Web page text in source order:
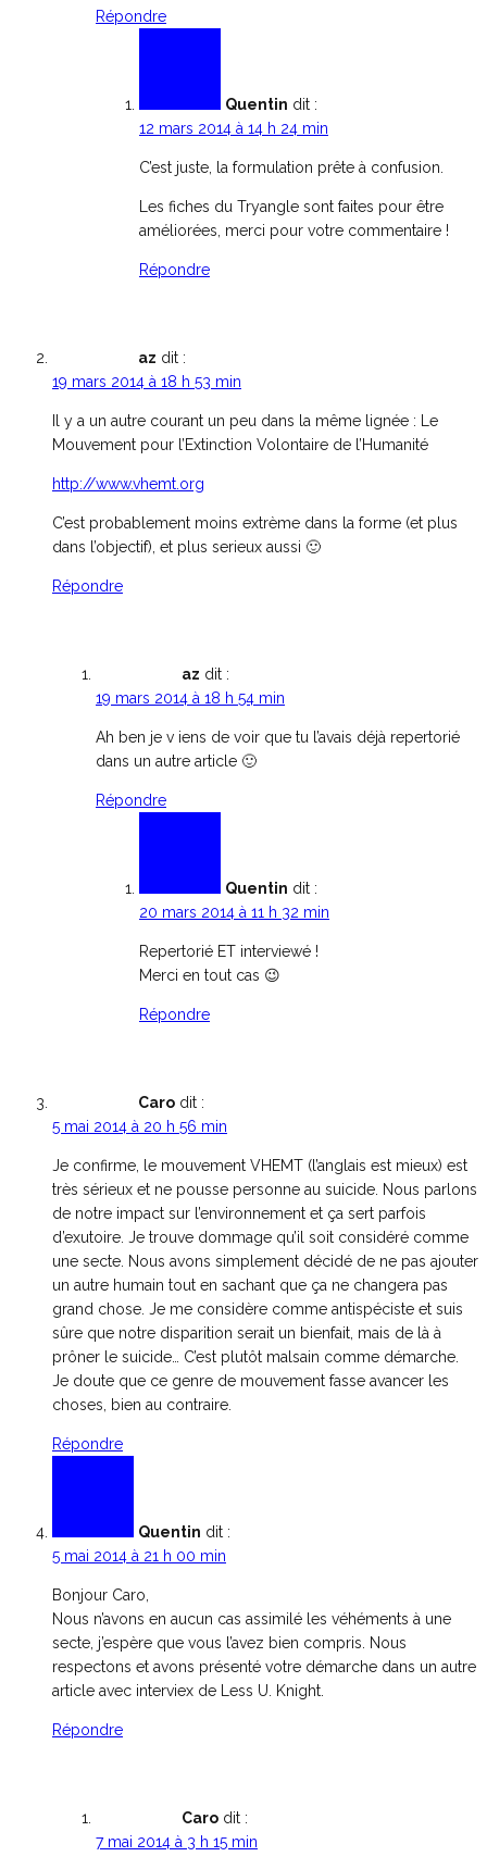
Répondre
Quentin dit :
12 mars 2014 à 14 h 24 min
C’est juste, la formulation prête à confusion.
Les fiches du Tryangle sont faites pour être
améliorées, merci pour votre commentaire !
Répondre
az dit :
19 mars 2014 à 18 h 53 min
Il y a un autre courant un peu dans la même lignée : Le
Mouvement pour l’Extinction Volontaire de l’Humanité
http://www.vhemt.org
C’est probablement moins extrème dans la forme (et plus
dans l’objectif), et plus serieux aussi 🙂
Répondre
az dit :
19 mars 2014 à 18 h 54 min
Ah ben je v iens de voir que tu l’avais déjà repertorié
dans un autre article 🙂
Répondre
Quentin dit :
20 mars 2014 à 11 h 32 min
Repertorié ET interviewé !
Merci en tout cas 😉
Répondre
Caro dit :
5 mai 2014 à 20 h 56 min
Je confirme, le mouvement VHEMT (l’anglais est mieux) est
très sérieux et ne pousse personne au suicide. Nous parlons
de notre impact sur l’environnement et ça sert parfois
d’exutoire. Je trouve dommage qu’il soit considéré comme
une secte. Nous avons simplement décidé de ne pas ajouter
un autre humain tout en sachant que ça ne changera pas
grand chose. Je me considère comme antispéciste et suis
sûre que notre disparition serait un bienfait, mais de là à
prôner le suicide… C’est plutôt malsain comme démarche.
Je doute que ce genre de mouvement fasse avancer les
choses, bien au contraire.
Répondre
Quentin dit :
5 mai 2014 à 21 h 00 min
Bonjour Caro,
Nous n’avons en aucun cas assimilé les véhéments à une
secte, j’espère que vous l’avez bien compris. Nous
respectons et avons présenté votre démarche dans un autre
article avec interviex de Less U. Knight.
Répondre
Caro dit :
7 mai 2014 à 3 h 15 min